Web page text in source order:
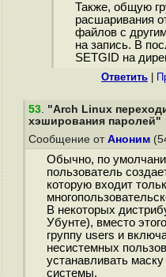
Также, общую
расшаривания
файлов с
на запись. В
SETGID на
Ответить
53. "Arch Linux
хэширования паролей"
Сообщение от Аноним
Обычно, по
пользователь
которую входит
В некоторых
Убунте), вместо
группу users и
несистемных
устанавливать
системы.